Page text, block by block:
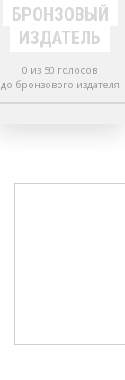
БРОНЗОВЫЙ
ИЗДАТЕЛЬ
0 из 50 голосов
до бронзового издателя